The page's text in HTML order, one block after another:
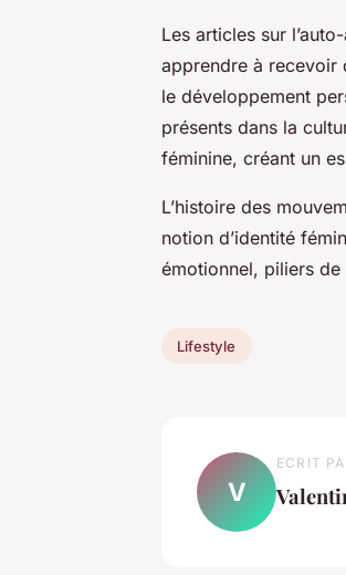
Les articles sur
apprendre à recevoir
le développement
présents dans la
féminine, créant un
L’histoire des
notion d’identité
émotionnel, piliers de
Lifestyle
V
ECRIT